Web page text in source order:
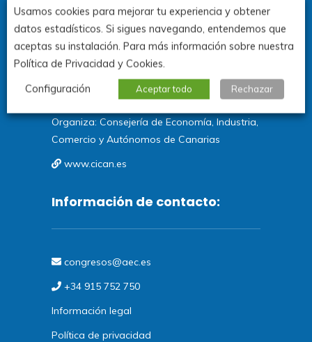
3 Congreso de la Industria de
Canarias
Santa Cruz de Tenerife.
3y 4 de noviembre de 2026
Organiza: Consejería de Economía, Industria,
Comercio y Autónomos de Canarias
www.cican.es
Información de contacto:
congresos@aec.es
+34 915 752 750
Información legal
Política de privacidad
Usamos cookies para mejorar tu experiencia y obtener
datos estadísticos. Si sigues navegando, entendemos que
aceptas su instalación. Para más información sobre nuestra
Política de Privacidad y Cookies.
Configuración
Aceptar todo Rechazar